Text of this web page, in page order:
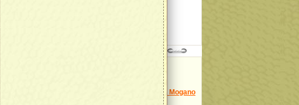
Monza 1015 Mogano